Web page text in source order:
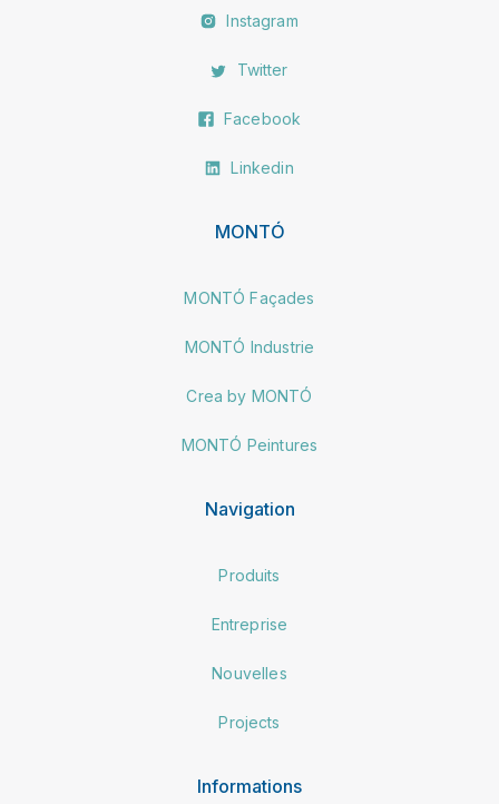
Instagram
Twitter
Facebook
Linkedin
MONTÓ
MONTÓ Façades
MONTÓ Industrie
Crea by MONTÓ
MONTÓ Peintures
Navigation
Produits
Entreprise
Nouvelles
Projects
Informations